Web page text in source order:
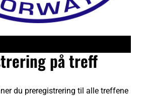
på treff
du preregistrering til alle treffene